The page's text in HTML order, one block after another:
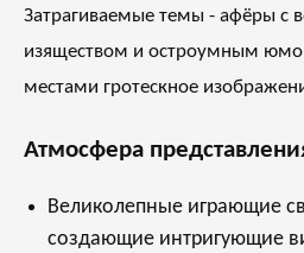
Затрагиваемые темы - афёры с
изяществом и остроумным
местами гротескное
Атмосфера
Великолепные играющие
создающие интригующие